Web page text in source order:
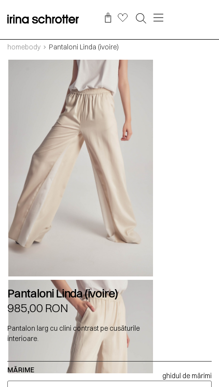
homebody Pantaloni Linda (ivoire)
Pantaloni Linda (ivoire)
985,00 RON
Pantalon larg cu clini contrast pe cusăturile
interioare.
MĂRIME
ghidul de mărimi